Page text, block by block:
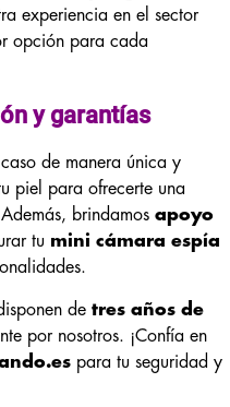
experiencia en el sector
opción para cada
y garantías
de manera única y
piel para ofrecerte una
brindamos apoyo
tu mini cámara espía
de tres años de
por nosotros. ¡Confía en
para tu seguridad y